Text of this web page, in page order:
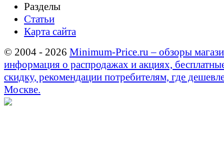
Разделы
Статьи
Карта сайта
© 2004 - 2026 Minimum-Price.ru – обзоры
информация о распродажах и акциях,
скидку, рекомендации потребителям, где
Москве.